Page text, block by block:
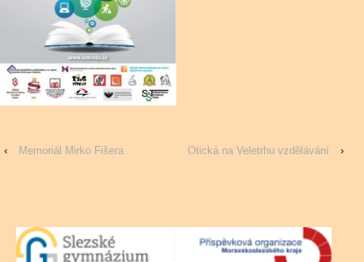
‹ Memoriál Mirko Fišera Otická na Veletrhu vzdělávání ›